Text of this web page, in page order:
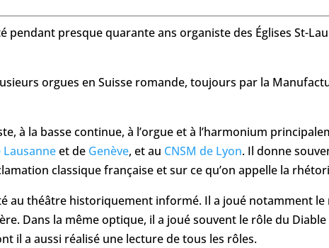
pendant presque quarante ans organiste des Églises St-
orgues en Suisse romande, toujours par la
à la basse continue, à l’orgue et à l’harmonium
Lausanneet de Genève, et au CNSM de Lyon. Il donne
classique française et sur ce qu’on appelle la
au théâtre historiquement informé. Il a joué notamment le
Dans la même optique, il a joué souvent le rôle du Diable
il a aussi réalisé une lecture de tous les rôles.